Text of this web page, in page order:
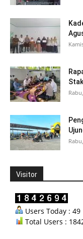
Visitor
Users Today : 49
Total Users :